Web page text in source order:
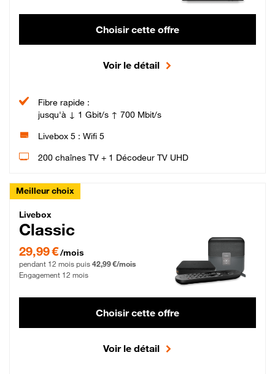
Choisir cette offre
Voir le détail
Fibre rapide :
jusqu'à ↓ 1 Gbit/s ↑ 700 Mbit/s
Livebox 5 : Wifi 5
200 chaînes TV + 1 Décodeur TV UHD
Meilleur choix
Livebox Classic Fibre
Livebox
Classic
29,99 € par mois pendant 12 mois puis 42,99 € par mois, Engagement 12 mois
29,99 €/mois
pendant 12 mois puis 42,99 €/mois
Engagement 12 mois
Choisir cette offre
Voir le détail